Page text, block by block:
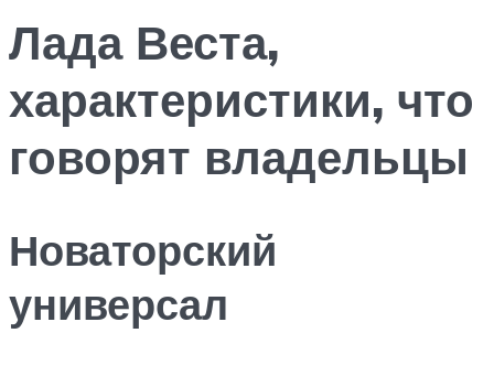
Лада Веста,
характеристики, что
говорят владельцы
Новаторский
универсал